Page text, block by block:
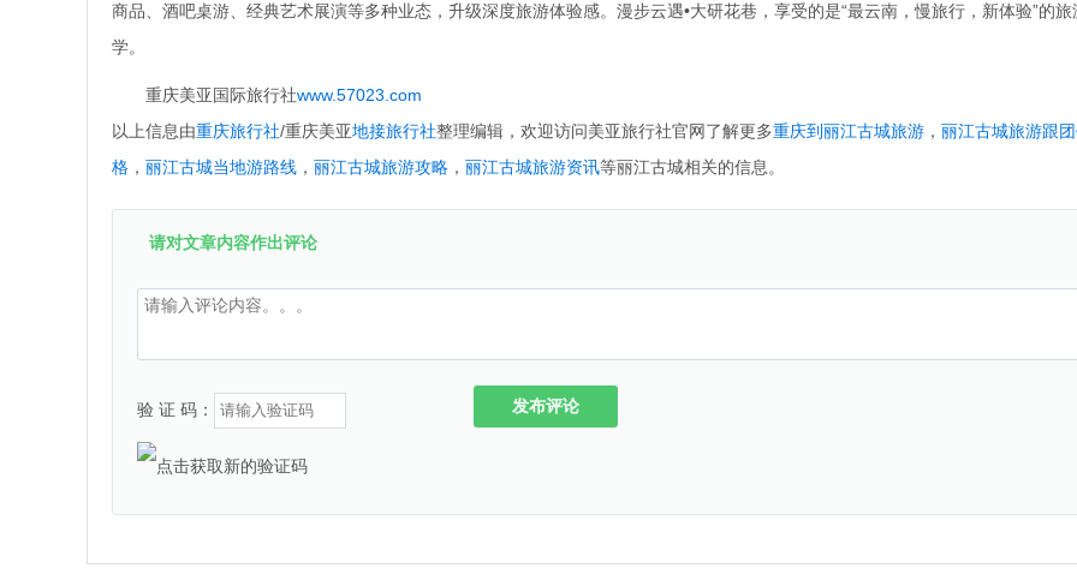
商品、酒吧桌游、经典艺术展演等多种业态，升级深度旅游体验感。漫步云遇•大研花巷，享受的是“最云南，慢旅行，新体验”的旅
学。
重庆美亚国际旅行社www.57023.com
以上信息由重庆旅行社/重庆美亚地接旅行社整理编辑，欢迎访问美亚旅行社官网了解更多重庆到丽江古城旅游 ， 丽江古城旅游跟
格 ， 丽江古城当地游路线 ， 丽江古城旅游攻略 ， 丽江古城旅游资讯等丽江古城相关的信息。
请对文章内容作出评论
验 证 码： 发布评论